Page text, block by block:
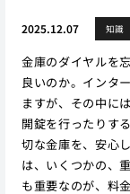
2025.12.07 知識
金庫のダイヤルを
良いのか。インタ
ますが、その中に
開錠を行ったりす
切な金庫を、安心
は、いくつかの、
も重要なのが、料